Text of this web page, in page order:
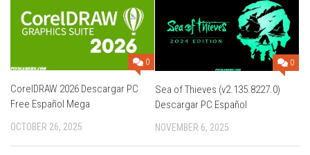
0
CorelDRAW 2026 Descargar PC
Free Español Mega
OCTOBER 26, 2025
0
Sea of Thieves (v2.135.8227.0)
Descargar PC Español
NOVEMBER 6, 2025